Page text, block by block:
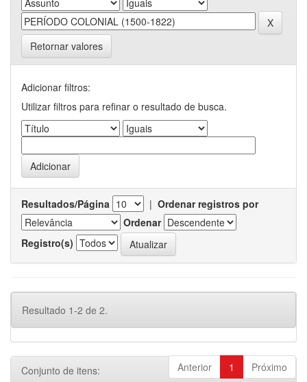
Retornar valores
Adicionar filtros:
Utilizar filtros para refinar o resultado de busca.
Resultados/Página | Ordenar registros por
Ordenar
Registro(s)
Resultado 1-2 de 2.
Anterior 1 Próximo
Conjunto de itens: